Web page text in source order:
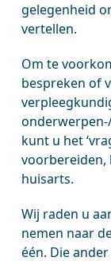
gelegenheid
vertellen.
Om te
bespreken of
kunt u het
huisarts.
Wij raden u
nemen naar
één. Die